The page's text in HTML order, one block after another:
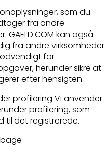
som du
fra andre
GAELD.COM kan også
fra andre virksomheder
for
herunder sikre at
efter hensigten.
profilering Vi anvender
profilering, som
til det registrerede.